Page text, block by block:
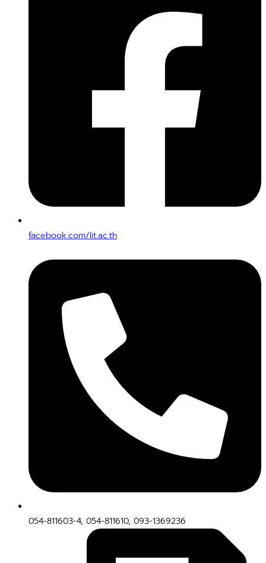
facebook.com/lit.ac.th
054-811603-4, 054-811610, 093-1369236